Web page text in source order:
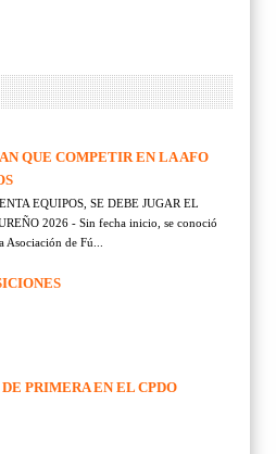
QUE COMPETIR EN LA AFO
EQUIPOS, SE DEBE JUGAR EL
2026 - Sin fecha inicio, se conoció
de Fú...
PRIMERA EN EL CPDO